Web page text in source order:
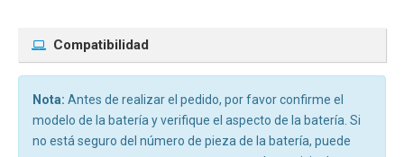
Compatibilidad
Nota: Antes de realizar el pedido, por favor confirme el
modelo de la batería y verifique el aspecto de la batería. Si
no está seguro del número de pieza de la batería, puede